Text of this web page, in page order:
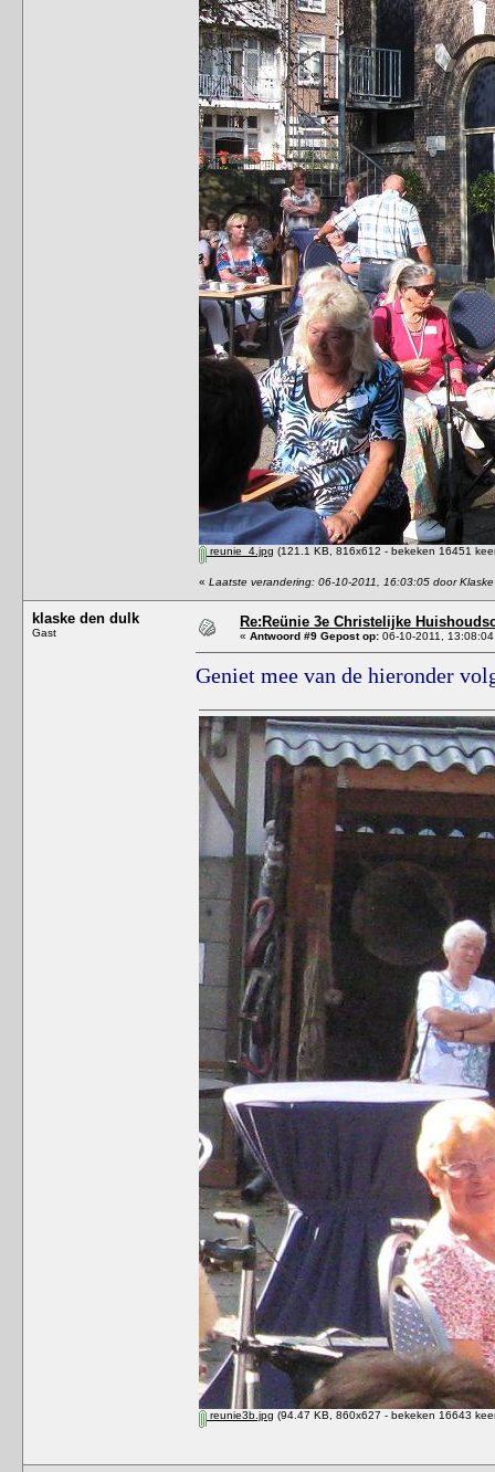
reunie_4.jpg (121.1 KB, 816x612 - bekeken 16451
« Laatste verandering: 06-10-2011, 16:03:05 door
klaske den dulk
Gast
Re:Reünie 3e Christelijke
« Antwoord #9 Gepost op: 06-10-2011,
Geniet mee van de hieronder
reunie3b.jpg (94.47 KB, 860x627 - bekeken 16643